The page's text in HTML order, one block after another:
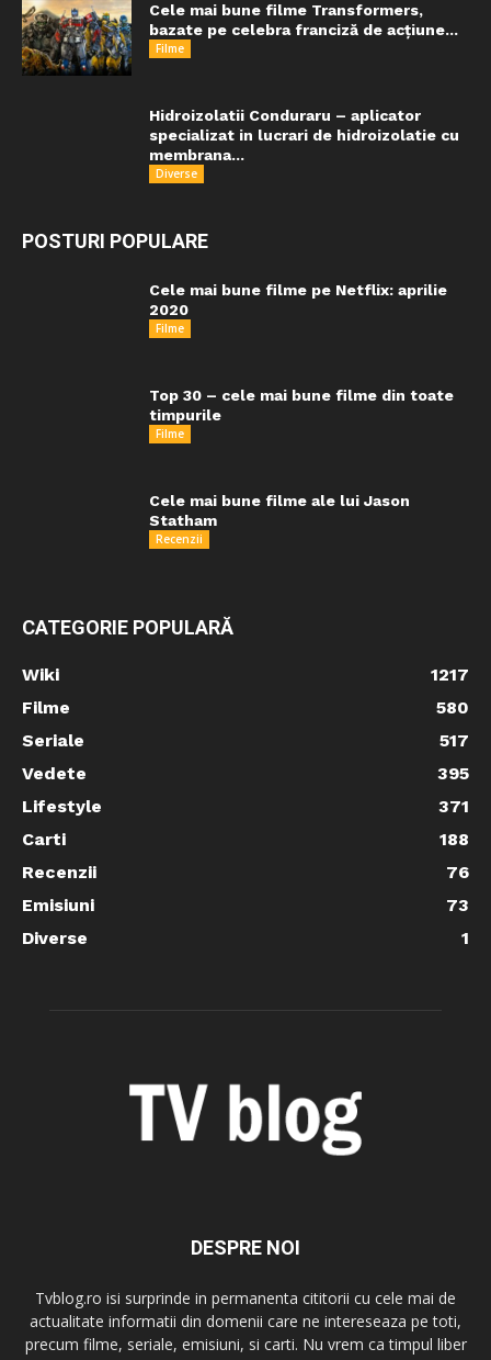
Cele mai bune filme Transformers,
bazate pe celebra franciză de acțiune...
Filme
Hidroizolatii Conduraru – aplicator
specializat in lucrari de hidroizolatie cu
membrana...
Diverse
POSTURI POPULARE
Cele mai bune filme pe Netflix: aprilie
2020
Filme
Top 30 – cele mai bune filme din toate
timpurile
Filme
Cele mai bune filme ale lui Jason
Statham
Recenzii
CATEGORIE POPULARĂ
Wiki
1217
Filme
580
Seriale
517
Vedete
395
Lifestyle
371
Carti
188
Recenzii
76
Emisiuni
73
Diverse
1
DESPRE NOI
Tvblog.ro isi surprinde in permanenta cititorii cu cele mai de
actualitate informatii din domenii care ne intereseaza pe toti,
precum filme, seriale, emisiuni, si carti. Nu vrem ca timpul liber